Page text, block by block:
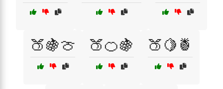
🍑🍇🍈 🍑🍊🍇 🍑🍋🍍